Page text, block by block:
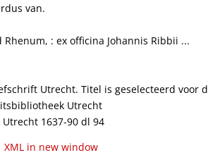
van.
Rhenum, : ex officina Johannis Ribbii ...
Utrecht. Titel is geselecteerd
Utrecht
Utrecht 1637-90 dl 94
XML in new window